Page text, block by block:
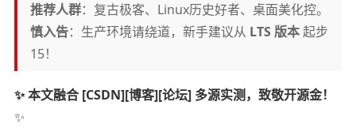
推荐人群：复古极客、Linux历史好者、桌面美化控。
慎入告：生产环境请绕道，新手建议从 LTS 版本起步
15！
✨ 本文融合 [CSDN][博客][论坛] 多源实测，致敬开源金！
✨